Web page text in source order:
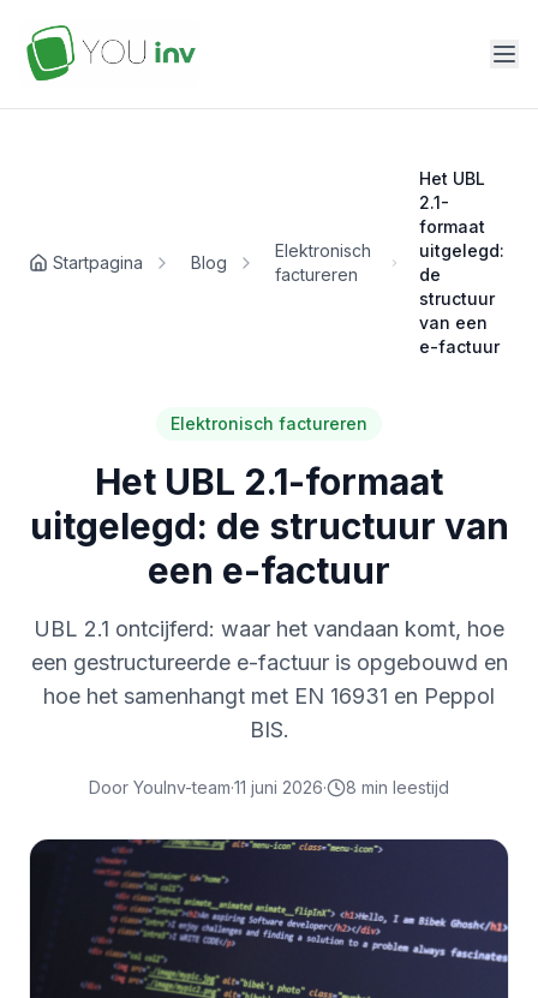
Startpagina Blog
Elektronisch
factureren
Het UBL
2.1-
formaat
uitgelegd:
de
structuur
van een
e-factuur
Elektronisch factureren
Het UBL 2.1-formaat
uitgelegd: de structuur van
een e-factuur
UBL 2.1 ontcijferd: waar het vandaan komt, hoe
een gestructureerde e-factuur is opgebouwd en
hoe het samenhangt met EN 16931 en Peppol
BIS.
Door YouInv-team·11 juni 2026· 8 min leestijd